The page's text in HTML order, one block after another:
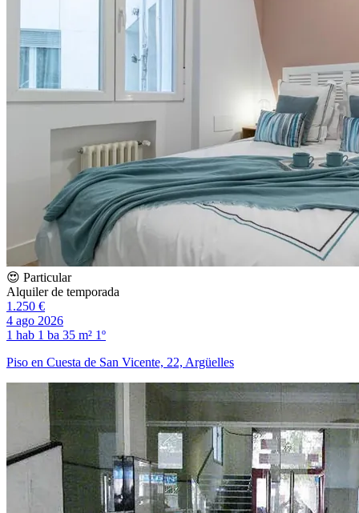
😍 Particular
Alquiler de temporada
1.250 €
4 ago 2026
1 hab 1 ba 35 m² 1º
Piso en Cuesta de San Vicente, 22, Argüelles